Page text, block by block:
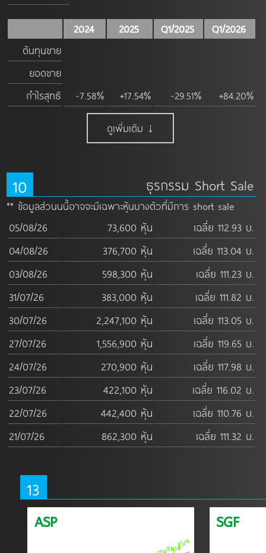
2024 2025 Q1/2025
Q1/2026
ต้นทุนขาย
ยอดขาย
กำไรสุทธิ
-7.58% +17.54% -29.51% +84.20%
ดูเพิ่มเติม ↓
10 ธุรกรรม Short Sale
** ข้อมูลส่วนนนี้อาจจะมีเฉพาะหุ้นบางตัวที่มีการ short sale
05/08/26 73,600 หุ้น
เฉลี่ย 112.93 บ.
04/08/26
376,700 หุ้น
เฉลี่ย 113.04 บ.
03/08/26
598,300 หุ้น
เฉลี่ย 111.23 บ.
31/07/26
383,000 หุ้น
เฉลี่ย 111.82 บ.
30/07/26
2,247,100 หุ้น
เฉลี่ย 113.05 บ.
27/07/26
1,556,900 หุ้น
เฉลี่ย 119.65 บ.
24/07/26
270,900 หุ้น
เฉลี่ย 117.98 บ.
23/07/26
422,100 หุ้น
เฉลี่ย 116.02 บ.
22/07/26
442,400 หุ้น
เฉลี่ย 110.76 บ.
21/07/26
862,300 หุ้น เฉลี่ย 111.32 บ.
13
ASP SGF